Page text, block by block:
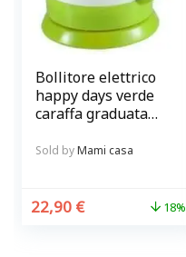
Bollitore elettrico
happy days verde
caraffa graduata
Sold byMami casa
22,90 € 18%